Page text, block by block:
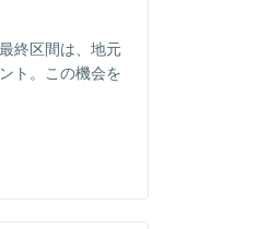
終区間は、地元
ト。この機会を